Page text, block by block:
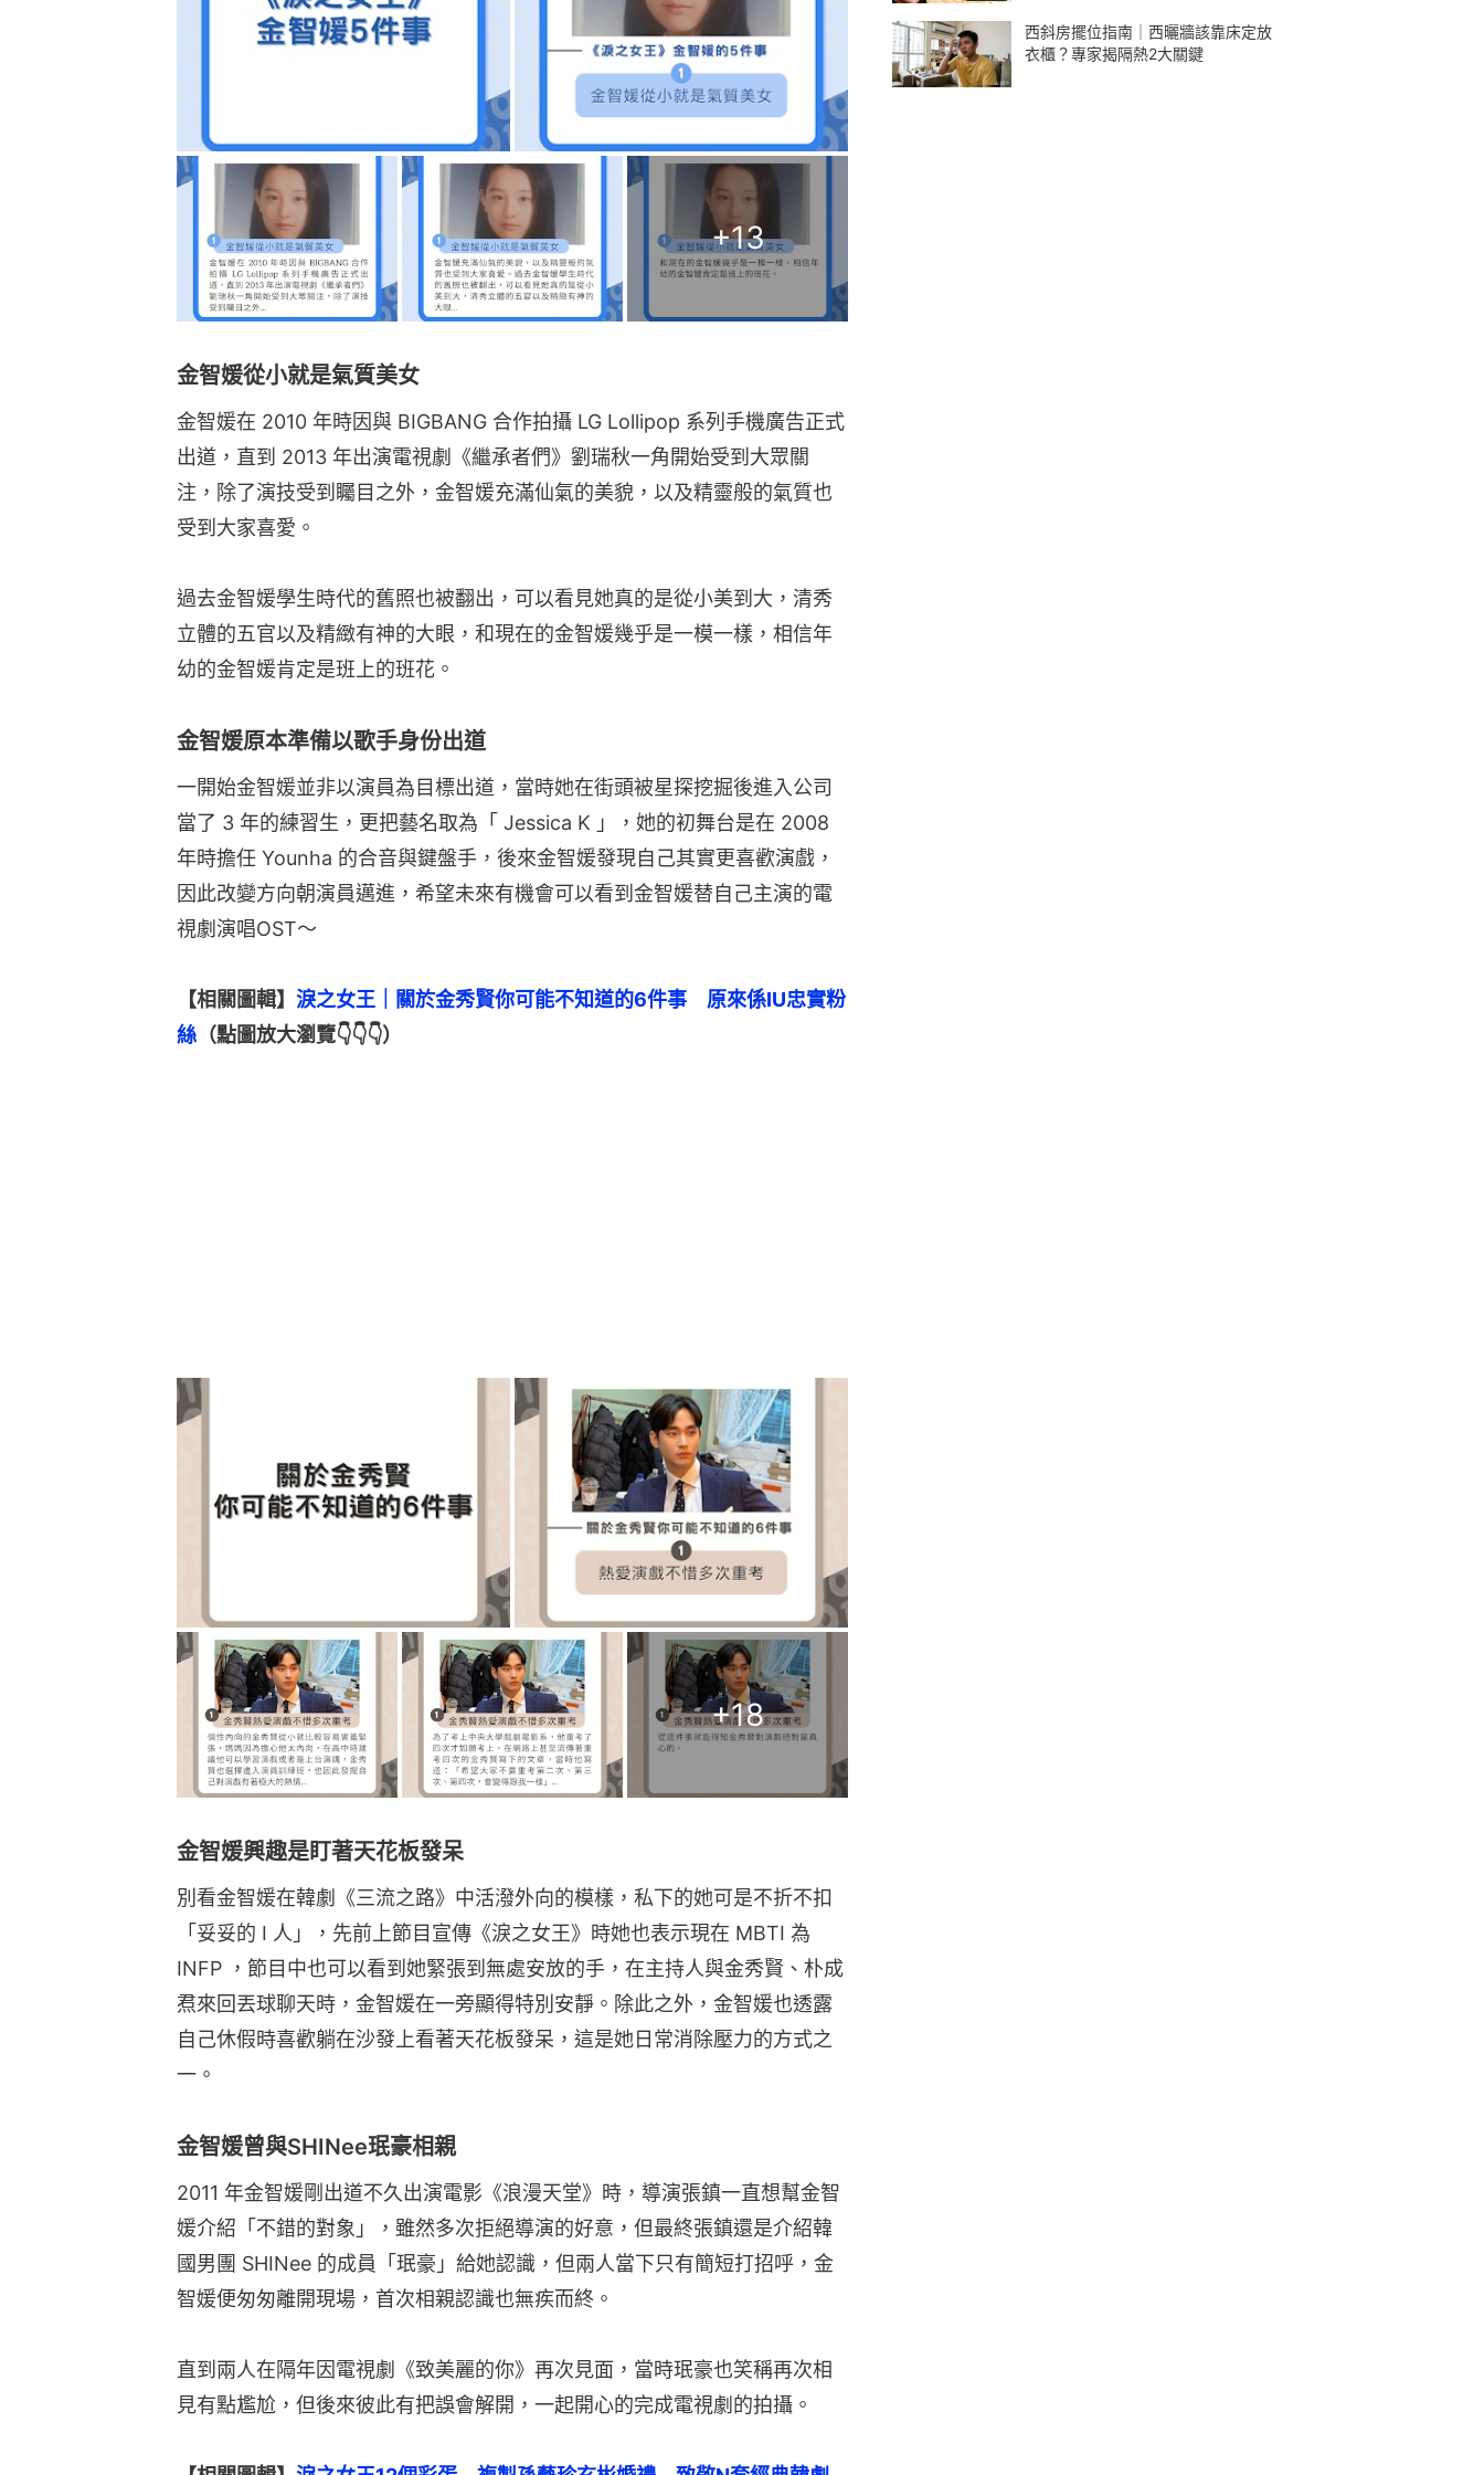
+13
金智媛從小就是氣質美女
金智媛在 2010 年時因與 BIGBANG 合作拍攝 LG Lollipop 系列手機廣告正式
出道，直到 2013 年出演電視劇《繼承者們》劉瑞秋一角開始受到大眾關
注，除了演技受到矚目之外，金智媛充滿仙氣的美貌，以及精靈般的氣質也
受到大家喜愛。
過去金智媛學生時代的舊照也被翻出，可以看見她真的是從小美到大，清秀
立體的五官以及精緻有神的大眼，和現在的金智媛幾乎是一模一樣，相信年
幼的金智媛肯定是班上的班花。
金智媛原本準備以歌手身份出道
一開始金智媛並非以演員為目標出道，當時她在街頭被星探挖掘後進入公司
當了 3 年的練習生，更把藝名取為「 Jessica K 」，她的初舞台是在 2008
年時擔任 Younha 的合音與鍵盤手，後來金智媛發現自己其實更喜歡演戲，
因此改變方向朝演員邁進，希望未來有機會可以看到金智媛替自己主演的電
視劇演唱OST～
【相關圖輯】 淚之女王｜關於金秀賢你可能不知道的6件事　原來係IU忠實粉
絲 （點圖放大瀏覽👇👇👇）
+18
金智媛興趣是盯著天花板發呆
別看金智媛在韓劇《三流之路》中活潑外向的模樣，私下的她可是不折不扣
「妥妥的 I 人」，先前上節目宣傳《淚之女王》時她也表示現在 MBTI 為
INFP ，節目中也可以看到她緊張到無處安放的手，在主持人與金秀賢、朴成
焄來回丟球聊天時，金智媛在一旁顯得特別安靜。除此之外，金智媛也透露
自己休假時喜歡躺在沙發上看著天花板發呆，這是她日常消除壓力的方式之
一。
金智媛曾與SHINee珉豪相親
2011 年金智媛剛出道不久出演電影《浪漫天堂》時，導演張鎮一直想幫金智
媛介紹「不錯的對象」，雖然多次拒絕導演的好意，但最終張鎮還是介紹韓
國男團 SHINee 的成員「珉豪」給她認識，但兩人當下只有簡短打招呼，金
智媛便匆匆離開現場，首次相親認識也無疾而終。
直到兩人在隔年因電視劇《致美麗的你》再次見面，當時珉豪也笑稱再次相
見有點尷尬，但後來彼此有把誤會解開，一起開心的完成電視劇的拍攝。
西斜房擺位指南｜西曬牆該靠床定放
衣櫃？專家揭隔熱2大關鍵